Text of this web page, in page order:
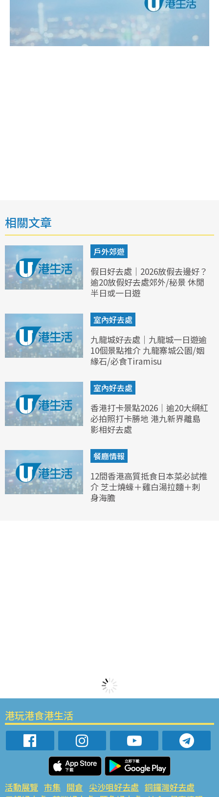
相關文章
戶外郊遊
假日好去處｜2026放假去邊好？
逾20放假好去處郊外/秘景 休閒
半日或一日遊
室內好去處
九龍城好去處｜九龍城一日遊逾
10個景點推介 九龍寨城公園/姻
緣石/必食Tiramisu
室內好去處
香港打卡景點2026｜逾20大網紅
必拍照打卡勝地 港九新界離島
影相好去處
餐廳情報
12間香港高質抵食日本菜必試推
介 芝士燒蠔＋雞白湯拉麵＋刺
身海膽
港玩港食港生活
活動展覽 市集 開倉 尖沙咀好去處 銅鑼灣好去處